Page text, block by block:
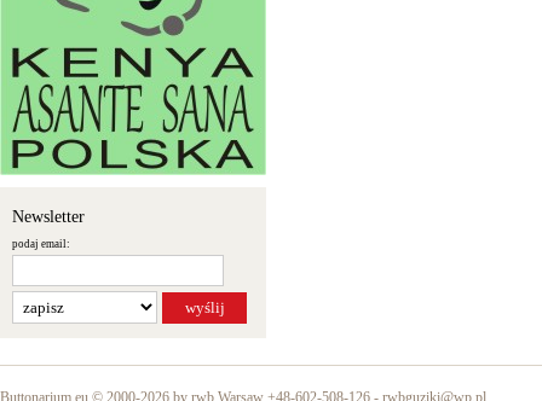
Newsletter
podaj email:
Buttonarium.eu © 2000-2026 by rwb Warsaw +48-602-508-126 - rwbguziki@wp.pl